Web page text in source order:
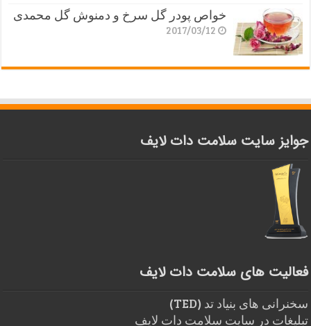
خواص پودر گل سرخ و دمنوش گل محمدی
2017/03/12
جوایز سایت سلامت دات لایف
فعالیت های سلامت دات لایف
سخنرانی های بنیاد تد (TED)
تبلیغات در سایت سلامت دات لایف